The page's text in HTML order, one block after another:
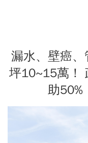
漏水、壁癌
坪10~15萬！
助50%